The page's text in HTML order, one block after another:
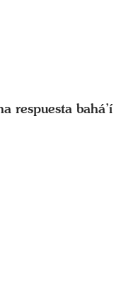
respuesta bahá’í